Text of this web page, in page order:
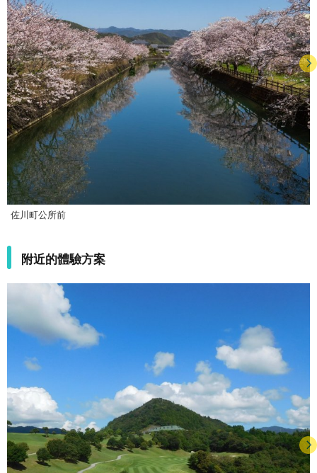
佐川町公所前
附近的體驗方案